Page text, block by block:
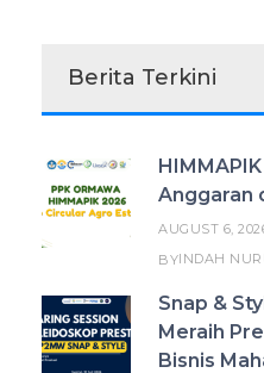
Berita Terkini
Anggaran
AUGUST 6,
BYINDAH
Snap &
Meraih
Bisnis